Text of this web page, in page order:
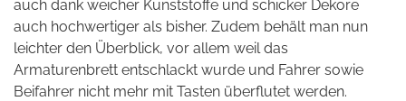
auch dank weicher Kunststoffe und schicker Dekore
auch hochwertiger als bisher. Zudem behält man nun
leichter den Überblick, vor allem weil das
Armaturenbrett entschlackt wurde und Fahrer sowie
Beifahrer nicht mehr mit Tasten überflutet werden.